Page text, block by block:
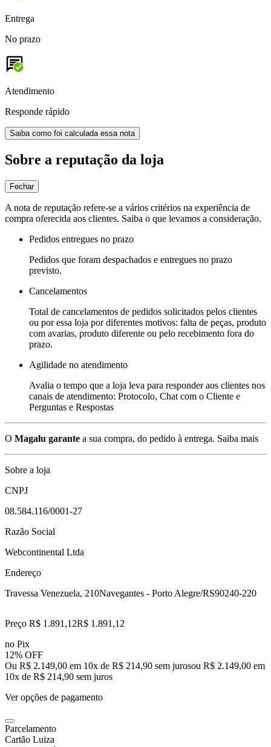
Entrega
No prazo
Atendimento
Responde rápido
Saiba como foi calculada essa nota
Sobre a reputação da loja
Fechar
A nota de reputação refere-se a vários critérios na experiência de
compra oferecida aos clientes. Saiba o que levamos a consideração.
Pedidos entregues no prazo
Pedidos que foram despachados e entregues no prazo
previsto.
Cancelamentos
Total de cancelamentos de pedidos solicitados pelos clientes
ou por essa loja por diferentes motivos: falta de peças, produto
com avarias, produto diferente ou pelo recebimento fora do
prazo.
Agilidade no atendimento
Avalia o tempo que a loja leva para responder aos clientes nos
canais de atendimento: Protocolo, Chat com o Cliente e
Perguntas e Respostas
O Magalu garante a sua compra, do pedido à entrega. Saiba mais
Sobre a loja
CNPJ
08.584.116/0001-27
Razão Social
Webcontinental Ltda
Endereço
Travessa Venezuela, 210Navegantes - Porto Alegre/RS90240-220
Preço R$ 1.891,12R$ 1.891 ,12
no Pix
12% OFF
Ou R$ 2.149,00 em 10x de R$ 214,90 sem jurosou R$ 2.149,00 em
10x de R$ 214,90 sem juros
Ver opções de pagamento
Parcelamento
Cartão Luiza